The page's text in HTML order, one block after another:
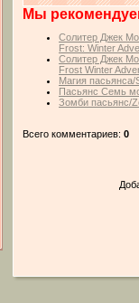
Мы
Солитер Джек
Frost: Winter
Солитер Джек
Frost Winter
Магия
Пасьянс Семь
Зомби пасьянс/
Всего комментариев: 0